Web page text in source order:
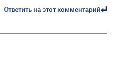
Ответить на этот комментарий